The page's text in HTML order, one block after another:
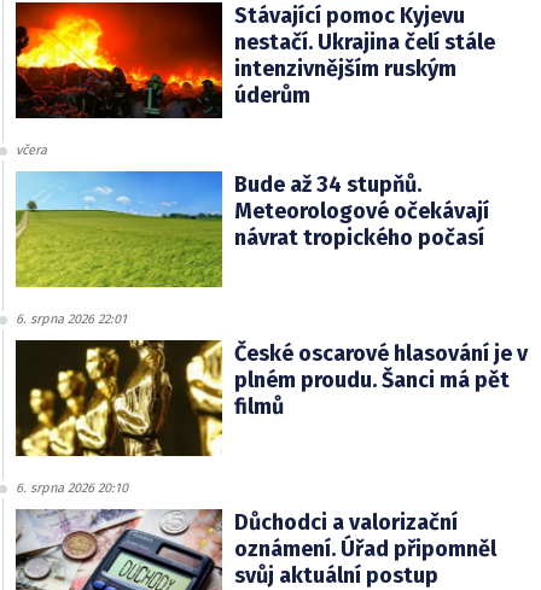
Stávající pomoc Kyjevu
nestačí. Ukrajina čelí stále
intenzivnějším ruským
úderům
včera
Bude až 34 stupňů.
Meteorologové očekávají
návrat tropického počasí
6. srpna 2026 22:01
České oscarové hlasování je v
plném proudu. Šanci má pět
filmů
6. srpna 2026 20:10
Důchodci a valorizační
oznámení. Úřad připomněl
svůj aktuální postup